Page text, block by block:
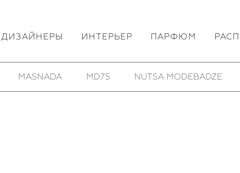
ДИЗАЙНЕРЫ ИНТЕРЬЕР ПАРФЮМ
TOBIAS BIRK NIELSEN UTOPIA LAB